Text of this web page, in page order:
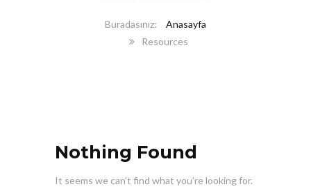
Anasayfa
Resources
Nothing Found
It seems we can’t find what you’re looking for.